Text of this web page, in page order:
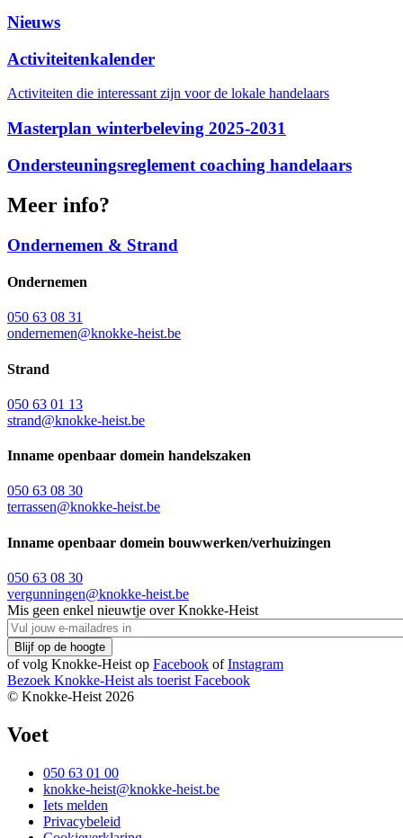
Nieuws
Activiteitenkalender
Activiteiten die interessant zijn voor de lokale handelaars
Masterplan winterbeleving 2025-2031
Ondersteuningsreglement coaching handelaars
Meer info?
Ondernemen & Strand
Ondernemen
050 63 08 31
ondernemen@knokke-heist.be
Strand
050 63 01 13
strand@knokke-heist.be
Inname openbaar domein handelszaken
050 63 08 30
terrassen@knokke-heist.be
Inname openbaar domein bouwwerken/verhuizingen
050 63 08 30
vergunningen@knokke-heist.be
Mis geen enkel nieuwtje over Knokke-Heist
of volg Knokke-Heist op Facebook ofInstagram
Bezoek Knokke-Heist als toerist Facebook
© Knokke-Heist 2026
Voet
050 63 01 00
knokke-heist@knokke-heist.be
Iets melden
Privacybeleid